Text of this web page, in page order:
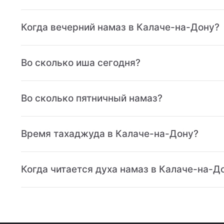
Когда вечерний намаз в Калаче-на-Дону?
Во сколько иша сегодня?
Во сколько пятничный намаз?
Время тахаджуда в Калаче-на-Дону?
Когда читается духа намаз в Калаче-на-